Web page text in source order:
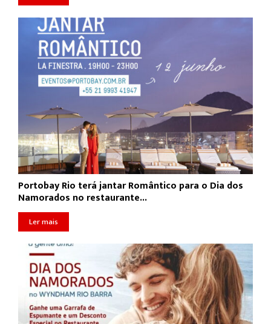
Portobay Rio terá jantar Romântico para o Dia dos
Namorados no restaurante...
Ler mais